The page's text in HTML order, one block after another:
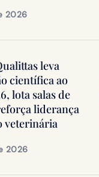
2026
leva
científica ao
lota salas de
liderança
veterinária
2026